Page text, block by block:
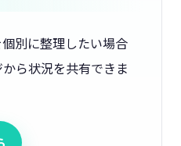
別に整理したい場合
ら状況を共有できま